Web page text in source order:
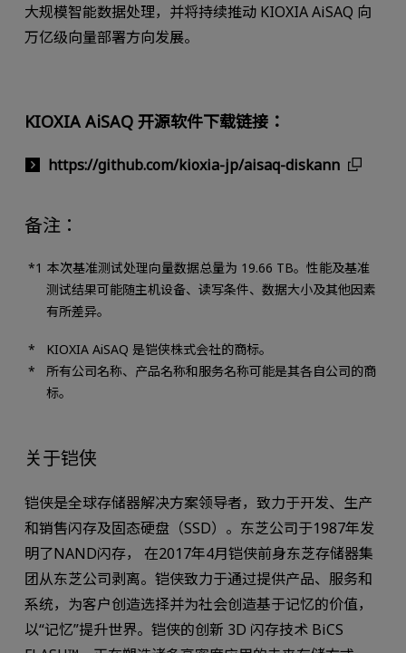
大规模智能数据处理，并将持续推动 KIOXIA AiSAQ 向
万亿级向量部署方向发展。
KIOXIA AiSAQ 开源软件下载链接：
https://github.com/kioxia-jp/aisaq-diskann
备注：
本次基准测试处理向量数据总量为 19.66 TB。性能及基准
测试结果可能随主机设备、读写条件、数据大小及其他因素
有所差异。
KIOXIA AiSAQ 是铠侠株式会社的商标。
所有公司名称、产品名称和服务名称可能是其各自公司的商
标。
关于铠侠
铠侠是全球存储器解决方案领导者，致力于开发、生产
和销售闪存及固态硬盘（SSD）。东芝公司于1987年发
明了NAND闪存， 在2017年4月铠侠前身东芝存储器集
团从东芝公司剥离。铠侠致力于通过提供产品、服务和
系统，为客户创造选择并为社会创造基于记忆的价值，
以“记忆”提升世界。铠侠的创新 3D 闪存技术 BiCS